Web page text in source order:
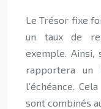
Le Trésor fixe
un taux de
exemple. Ainsi,
rapportera un
l’échéance.
sont combinés